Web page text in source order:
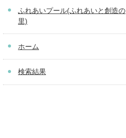
ふれあいプール(ふれあいと創造の
里)
ホーム
検索結果